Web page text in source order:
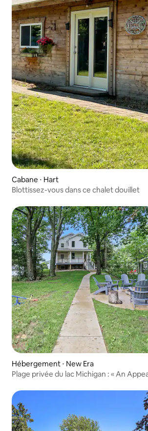
Cabane ⋅ Hart
Blottissez-vous dans ce chalet douillet
Hébergement ⋅ New Era
Plage privée du lac Michigan : « An